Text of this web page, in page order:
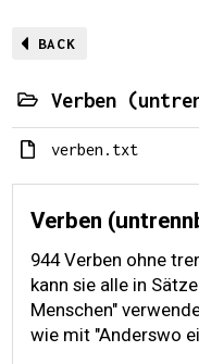
BACK
Verben
verben.txt
Verben
944 Verben ohne
kann sie alle in
Menschen"
wie mit "Anderswo